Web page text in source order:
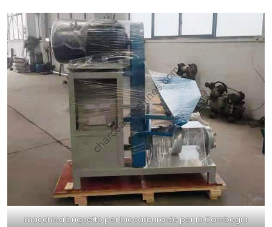
macchina briquetto per biocarburante per la Cambogia